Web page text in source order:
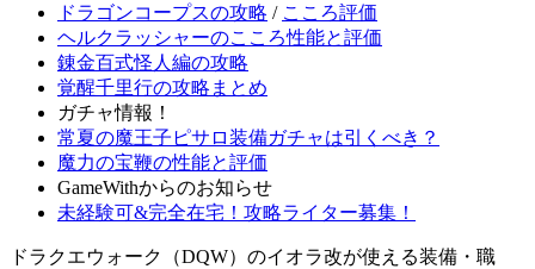
ドラゴンコープスの攻略 / こころ評価
ヘルクラッシャーのこころ性能と評価
錬金百式怪人編の攻略
覚醒千里行の攻略まとめ
ガチャ情報！
常夏の魔王子ピサロ装備ガチャは引くべき？
魔力の宝鞭の性能と評価
GameWithからのお知らせ
未経験可&完全在宅！攻略ライター募集！
ドラクエウォーク（DQW）のイオラ改が使える装備・職